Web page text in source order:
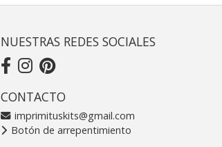
NUESTRAS REDES SOCIALES
CONTACTO
imprimituskits@gmail.com
Botón de arrepentimiento